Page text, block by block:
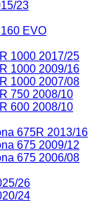
23
EVO
1000 2017/25
1000 2009/16
1000 2007/08
750 2008/10
600 2008/10
675R 2013/16
675 2009/12
675 2006/08
26
24